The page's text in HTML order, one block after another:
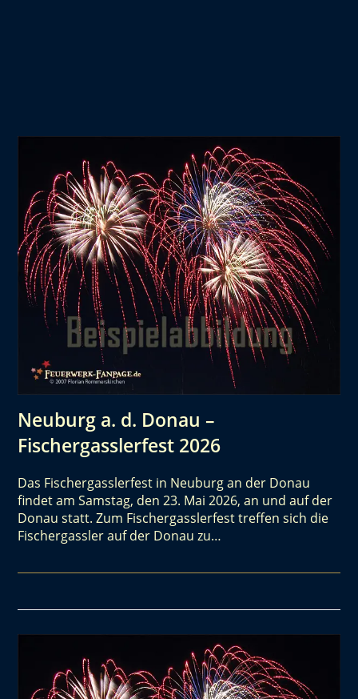
Neuburg a. d. Donau –
Fischergasslerfest 2026
Das Fischergasslerfest in Neuburg an der Donau
findet am Samstag, den 23. Mai 2026, an und auf der
Donau statt. Zum Fischergasslerfest treffen sich die
Fischergassler auf der Donau zu…